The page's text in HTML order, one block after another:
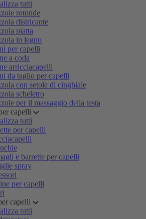
tutti
rotonde
districante
piatta
in legno
per capelli
a coda
arricciacapelli
da taglio per capelli
con setole di cinghiale
scheletro
per il massaggio della testa
capelli
tutti
per capelli
e barrette per capelli
spray
per capelli
capelli
tutti